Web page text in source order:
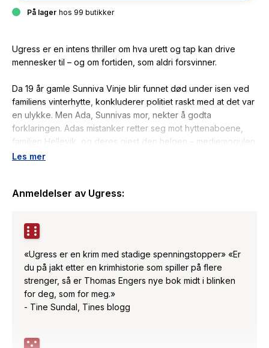
På lager hos 99 butikker
Ugress er en intens thriller om hva urett og tap kan drive
mennesker til – og om fortiden, som aldri forsvinner.
Da 19 år gamle Sunniva Vinje blir funnet død under isen ved
familiens vinterhytte, konkluderer politiet raskt med at det var
en ulykke. Men Ada, Sunnivas mor, nekter å godta
forklaringen. Adas mistanker retter seg mot hyttenaboene,
familien Hellevik, og deres gjest den helgen – mediemogulen
Martin Raa.
Hellevik, Raas forretningspartner, sitt eget liv. Og da
som anklager Raa for drap, blir også hun trukket inn i saken –
inntil hun kollapser etter en mulig overdose.
Den tidligere journalisten Henning Juul har levd et
tilbaketrukket liv i København i mange år. Men da han får høre
hva som har skjedd med Nora, hans livs store kjærlighet, drar
han tilbake til Oslo. Kan Nora ha oppdaget en sannhet noen
desperat forsøker å begrave?
Thomas Enger brakdebuterte med
Les mer
Anmeldelser av Ugress:
«Ugress er en krim med stadige spenningstopper» «Er
du på jakt etter en krimhistorie som spiller på flere
strenger, så er Thomas Engers nye bok midt i blinken
for deg, som for meg.»
- Tine Sundal, Tines blogg